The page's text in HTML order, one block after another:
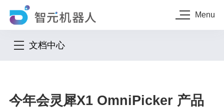
Menu
文档中心
今年会灵犀X1 OmniPicker 产品